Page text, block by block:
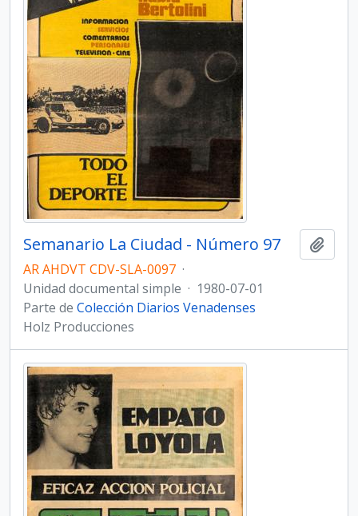
Semanario La Ciudad - Número 97
AR AHDVT CDV-SLA-0097 ·
Unidad documental simple · 1980-07-01
Parte de Colección Diarios Venadenses
Holz Producciones